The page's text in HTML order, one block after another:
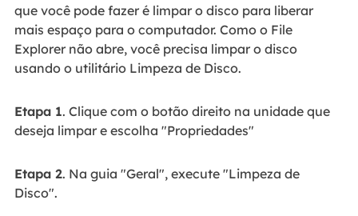
que você pode fazer é limpar o disco para liberar
mais espaço para o computador. Como o File
Explorer não abre, você precisa limpar o disco
usando o utilitário Limpeza de Disco.
Etapa 1. Clique com o botão direito na unidade que
deseja limpar e escolha "Propriedades"
Etapa 2. Na guia "Geral", execute "Limpeza de
Disco".